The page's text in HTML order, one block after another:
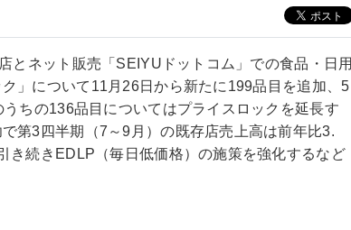
とネット販売「SEIYUドットコム」での食品・日用
」について11月26日から新たに199品目を追加、5
ちの136品目についてはプライスロックを延長す
第3四半期（7～9月）の既存店売上高は前年比3.
き続きEDLP（毎日低価格）の施策を強化するなど